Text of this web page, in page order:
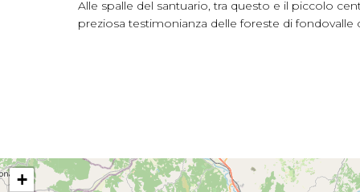
Alle spalle del santuario, tra questo e il piccolo
preziosa testimonianza delle foreste di
+